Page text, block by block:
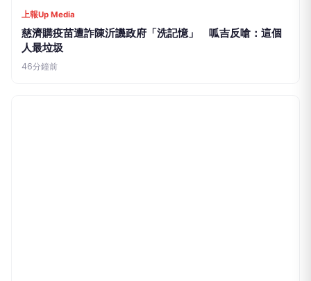
上報Up Media
慈濟購疫苗遭詐陳沂譏政府「洗記憶」 呱吉反嗆：這個
人最垃圾
46分鐘前